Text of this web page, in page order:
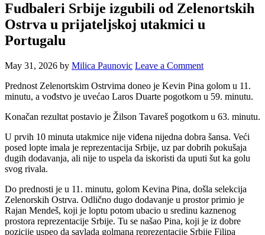
Fudbaleri Srbije izgubili od Zelenortskih
Ostrva u prijateljskoj utakmici u
Portugalu
May 31, 2026 by Milica Paunovic Leave a Comment
Prednost Zelenortskim Ostrvima doneo je Kevin Pina golom u 11.
minutu, a vođstvo je uvećao Laros Duarte pogotkom u 59. minutu.
Konačan rezultat postavio je Žilson Tavareš pogotkom u 63. minutu.
U prvih 10 minuta utakmice nije viđena nijedna dobra šansa. Veći
posed lopte imala je reprezentacija Srbije, uz par dobrih pokušaja
dugih dodavanja, ali nije to uspela da iskoristi da uputi šut ka golu
svog rivala.
Do prednosti je u 11. minutu, golom Kevina Pina, došla selekcija
Zelenorskih Ostrva. Odlično dugo dodavanje u prostor primio je
Rajan Mendeš, koji je loptu potom ubacio u sredinu kaznenog
prostora reprezentacije Srbije. Tu se našao Pina, koji je iz dobre
pozicije uspeo da savlada golmana reprezentacije Srbije Filipa